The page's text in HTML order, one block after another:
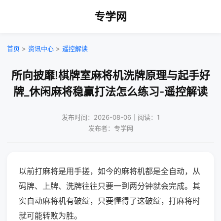
专学网
首页 > 资讯中心 > 遥控解读
所向披靡!棋牌室麻将机洗牌原理与起手好
牌_休闲麻将稳赢打法怎么练习-遥控解读
发布时间：2026-08-06｜阅读：1
发布者：专学网
以前打麻将是用手搓，如今的麻将机都是全自动，从
码牌、上牌、洗牌往往只要一到两分钟就会完成。其
实自动麻将机有破绽，只要懂得了这破绽，打麻将时
就可能转败为胜。